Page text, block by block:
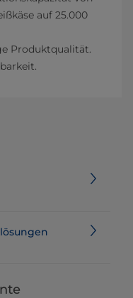
auf 25.000
Produktqualität.